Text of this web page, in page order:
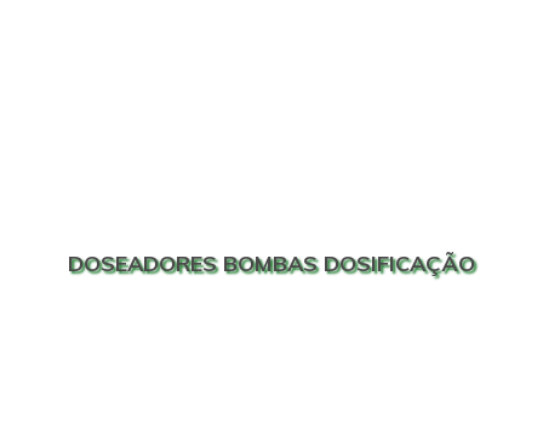
DOSEADORES BOMBAS DOSIFICAÇÃO